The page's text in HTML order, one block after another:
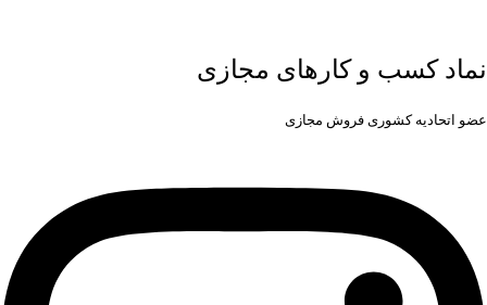
نماد کسب و کارهای مجازی
عضو اتحادیه کشوری فروش مجازی